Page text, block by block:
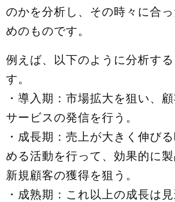
のかを分析し、その時々に合
めのものです。
例えば、以下のように分析す
す。
・導入期：市場拡大を狙い、
サービスの発信を行う。
・成長期：売上が大きく伸び
める活動を行って、効果的に製
新規顧客の獲得を狙う。
・成熟期：これ以上の成長は見